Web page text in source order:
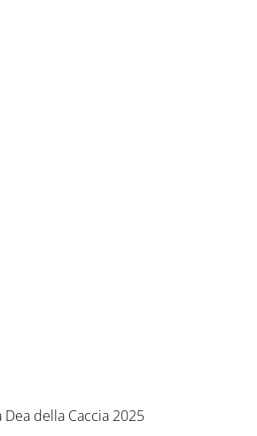
della Caccia 2025